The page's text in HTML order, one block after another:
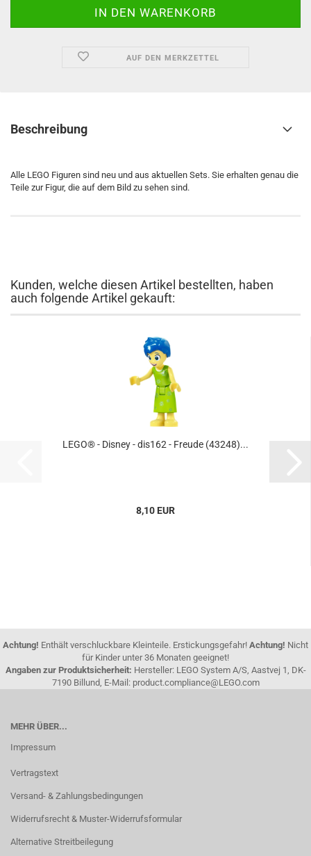
AUF DEN MERKZETTEL
Beschreibung
Alle LEGO Figuren sind neu und aus aktuellen Sets. Sie erhalten genau die
Teile zur Figur, die auf dem Bild zu sehen sind.
Kunden, welche diesen Artikel bestellten, haben
auch folgende Artikel gekauft:
LEGO® - Disney - dis162 - Freude (43248)...
8,10 EUR
Achtung! Enthält verschluckbare Kleinteile. Erstickungsgefahr! Achtung! Nicht
für Kinder unter 36 Monaten geeignet!
Angaben zur Produktsicherheit: Hersteller: LEGO System A/S, Aastvej 1, DK-
7190 Billund, E-Mail: product.compliance@LEGO.com
MEHR ÜBER...
Impressum
Vertragstext
Versand- & Zahlungsbedingungen
Widerrufsrecht & Muster-Widerrufsformular
Alternative Streitbeilegung